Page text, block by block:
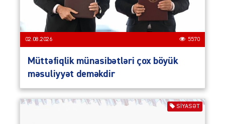
02.08.2026 5570
Müttəfiqlik münasibətləri çox böyük
məsuliyyət deməkdir
SIYASƏT